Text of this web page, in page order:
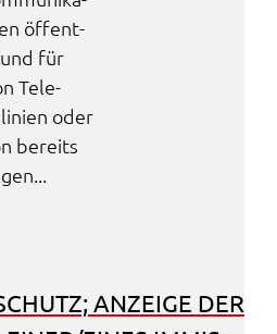
öffent­
für
Tele­
oder
bereits
ANZEI­GE DER